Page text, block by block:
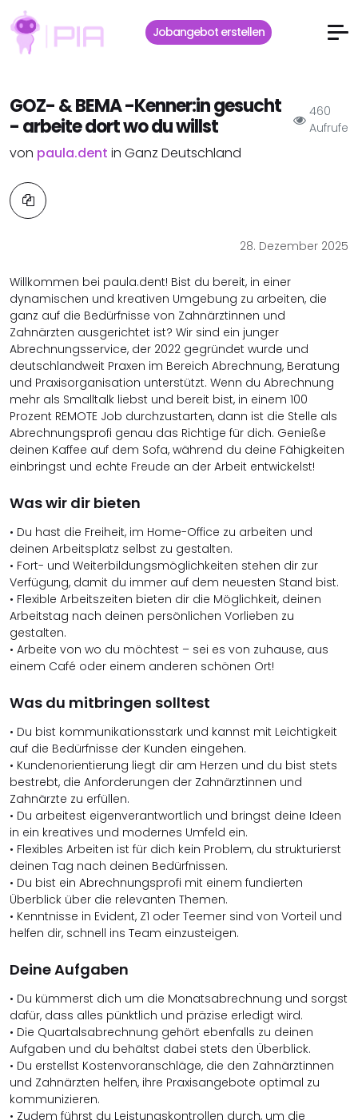
Jobangebot erstellen
GOZ- & BEMA -Kenner:in gesucht
- arbeite dort wo du willst
460
Aufrufe
von paula.dent in Ganz Deutschland
28. Dezember 2025
Willkommen bei paula.dent! Bist du bereit, in einer
dynamischen und kreativen Umgebung zu arbeiten, die
ganz auf die Bedürfnisse von Zahnärztinnen und
Zahnärzten ausgerichtet ist? Wir sind ein junger
Abrechnungsservice, der 2022 gegründet wurde und
deutschlandweit Praxen im Bereich Abrechnung, Beratung
und Praxisorganisation unterstützt. Wenn du Abrechnung
mehr als Smalltalk liebst und bereit bist, in einem 100
Prozent REMOTE Job durchzustarten, dann ist die Stelle als
Abrechnungsprofi genau das Richtige für dich. Genieße
deinen Kaffee auf dem Sofa, während du deine Fähigkeiten
einbringst und echte Freude an der Arbeit entwickelst!
Was wir dir bieten
• Du hast die Freiheit, im Home-Office zu arbeiten und
deinen Arbeitsplatz selbst zu gestalten.
• Fort- und Weiterbildungsmöglichkeiten stehen dir zur
Verfügung, damit du immer auf dem neuesten Stand bist.
• Flexible Arbeitszeiten bieten dir die Möglichkeit, deinen
Arbeitstag nach deinen persönlichen Vorlieben zu
gestalten.
• Arbeite von wo du möchtest – sei es von zuhause, aus
einem Café oder einem anderen schönen Ort!
Was du mitbringen solltest
• Du bist kommunikationsstark und kannst mit Leichtigkeit
auf die Bedürfnisse der Kunden eingehen.
• Kundenorientierung liegt dir am Herzen und du bist stets
bestrebt, die Anforderungen der Zahnärztinnen und
Zahnärzte zu erfüllen.
• Du arbeitest eigenverantwortlich und bringst deine Ideen
in ein kreatives und modernes Umfeld ein.
• Flexibles Arbeiten ist für dich kein Problem, du strukturierst
deinen Tag nach deinen Bedürfnissen.
• Du bist ein Abrechnungsprofi mit einem fundierten
Überblick über die relevanten Themen.
• Kenntnisse in Evident, Z1 oder Teemer sind von Vorteil und
helfen dir, schnell ins Team einzusteigen.
Deine Aufgaben
• Du kümmerst dich um die Monatsabrechnung und sorgst
dafür, dass alles pünktlich und präzise erledigt wird.
• Die Quartalsabrechnung gehört ebenfalls zu deinen
Aufgaben und du behältst dabei stets den Überblick.
• Du erstellst Kostenvoranschläge, die den Zahnärztinnen
und Zahnärzten helfen, ihre Praxisangebote optimal zu
kommunizieren.
• Zudem führst du Leistungskontrollen durch, um die